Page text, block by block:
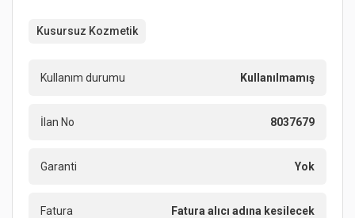
Kusursuz Kozmetik
Kullanım durumu Kullanılmamış
İlan No 8037679
Garanti Yok
Fatura Fatura alıcı adına kesilecek